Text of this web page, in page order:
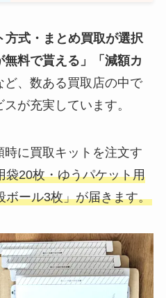
方式・まとめ買取が選択
料で貰える」「減額カ
ど、数ある買取店の中で
が充実しています。
に買取キットを注文す
袋20枚・ゆうパケット用
ボール3枚」が届きます。